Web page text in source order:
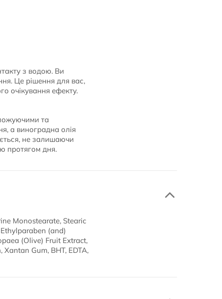
з водою. Ви
Це рішення для вас,
очікування ефекту.
та
а виноградна олія
не залишаючи
протягом дня.
Monostearate, Stearic
(and)
(Olive) Fruit Extract,
Gum, BHT, EDTA,